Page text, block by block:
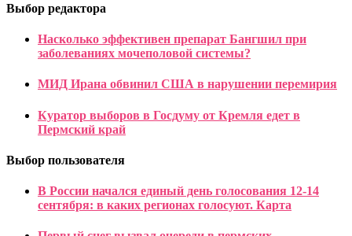
Выбор редактора
Насколько эффективен препарат Бангшил при
заболеваниях мочеполовой системы?
МИД Ирана обвинил США в нарушении перемирия
Куратор выборов в Госдуму от Кремля едет в
Пермский край
Выбор пользователя
В России начался единый день голосования 12-14
сентября: в каких регионах голосуют. Карта